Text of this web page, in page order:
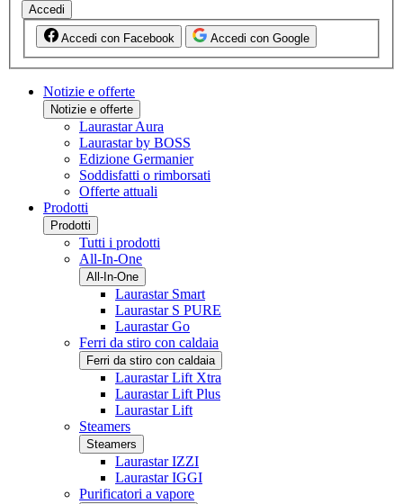
Accedi
Accedi con Facebook Accedi con Google
Notizie e offerte
Notizie e offerte
Laurastar Aura
Laurastar by BOSS
Edizione Germanier
Soddisfatti o rimborsati
Offerte attuali
Prodotti
Prodotti
Tutti i prodotti
All-In-One
All-In-One
Laurastar Smart
Laurastar S PURE
Laurastar Go
Ferri da stiro con caldaia
Ferri da stiro con caldaia
Laurastar Lift Xtra
Laurastar Lift Plus
Laurastar Lift
Steamers
Steamers
Laurastar IZZI
Laurastar IGGI
Purificatori a vapore